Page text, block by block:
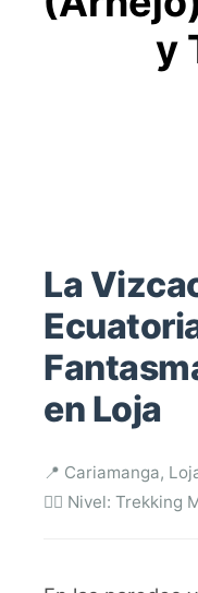
y
La
en Loja
📍 Cariamanga,
🧗‍♂️ Nivel: Trekking